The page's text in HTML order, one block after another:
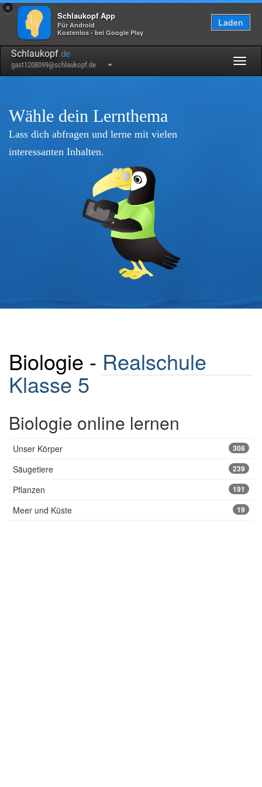
×
Schlaukopf App
Für Android
Kostenlos - bei Google Play
Laden
Schlaukopf.de
gast1208099@schlaukopf.de
Wähle dein Lernthema
Lass dich abfragen und lerne mit vielen
interessanten Inhalten.
Biologie - Realschule
Klasse 5
Biologie online lernen
Unser Körper 308
Säugetiere 239
Pflanzen 191
Meer und Küste 19